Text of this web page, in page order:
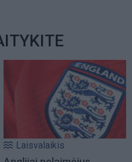
Laisvalaikis